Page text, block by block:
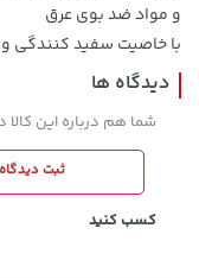
4,740,000
و مواد ضد بوی عرق
با خاصیت سفید کنندگی
دیدگاه ها
شما هم درباره این کالا
ثبت دیدگاه
کسب کنید